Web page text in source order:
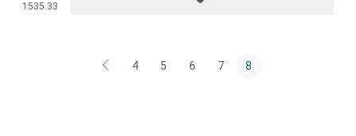
1535.33
4 5 6 7 8